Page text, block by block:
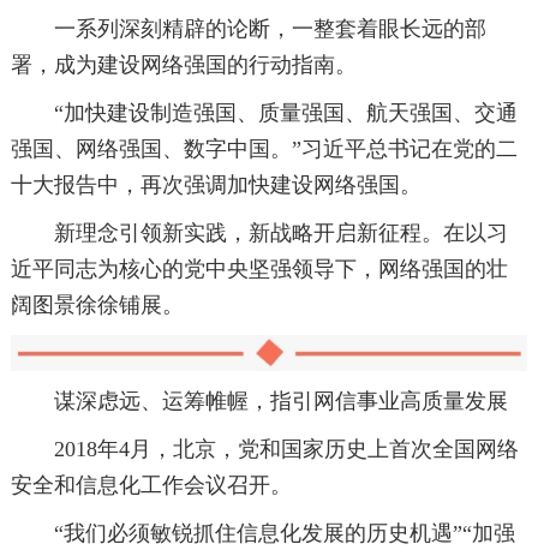
一系列深刻精辟的论断，一整套着眼长远的部
署，成为建设网络强国的行动指南。
“加快建设制造强国、质量强国、航天强国、交通
强国、网络强国、数字中国。”习近平总书记在党的二
十大报告中，再次强调加快建设网络强国。
新理念引领新实践，新战略开启新征程。在以习
近平同志为核心的党中央坚强领导下，网络强国的壮
阔图景徐徐铺展。
谋深虑远、运筹帷幄，指引网信事业高质量发展
2018年4月，北京，党和国家历史上首次全国网络
安全和信息化工作会议召开。
“我们必须敏锐抓住信息化发展的历史机遇”“加强